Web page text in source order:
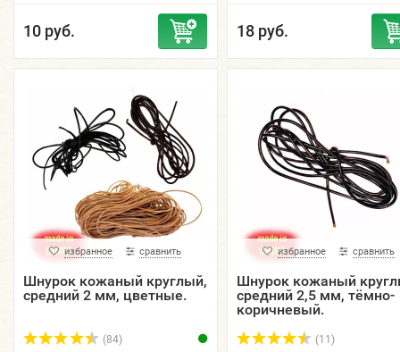
10 руб. 18 руб.
избранное сравнить
Шнурок кожаный круглый,
средний 2 мм, цветные.
(84)
избранное сравнить
Шнурок кожаный
средний 2,5 мм, тёмно-
коричневый.
(11)